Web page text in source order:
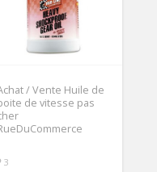
/ Vente Huile de
de vitesse pas
3